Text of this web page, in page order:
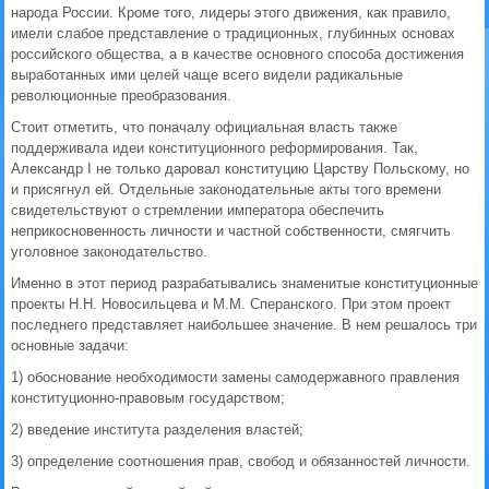
народа России. Кроме того, лидеры этого движения, как правило,
имели слабое представление о традиционных, глубинных основах
российского общества, а в качестве основного способа достижения
выработанных ими целей чаще всего видели радикальные
революционные преобразования.
Стоит отметить, что поначалу официальная власть также
поддерживала идеи конституционного реформирования. Так,
Александр I не только даровал конституцию Царству Польскому, но
и присягнул ей. Отдельные законодательные акты того времени
свидетельствуют о стремлении императора обеспечить
неприкосновенность личности и частной собственности, смягчить
уголовное законодательство.
Именно в этот период разрабатывались знаменитые конституционные
проекты Н.Н. Новосильцева и М.М. Сперанского. При этом проект
последнего представляет наибольшее значение. В нем решалось три
основные задачи:
1) обоснование необходимости замены самодержавного правления
конституционно-правовым государством;
2) введение института разделения властей;
3) определение соотношения прав, свобод и обязанностей личности.